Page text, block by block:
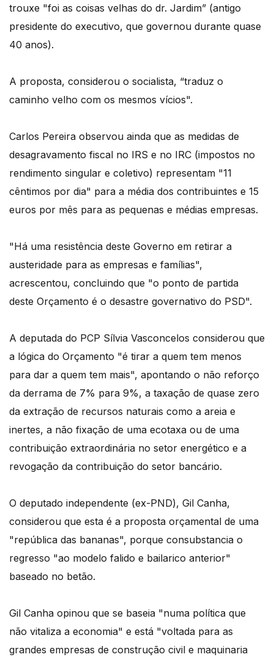
trouxe "foi as coisas velhas do dr. Jardim” (antigo
presidente do executivo, que governou durante quase
40 anos).
A proposta, considerou o socialista, “traduz o
caminho velho com os mesmos vícios".
Carlos Pereira observou ainda que as medidas de
desagravamento fiscal no IRS e no IRC (impostos no
rendimento singular e coletivo) representam "11
cêntimos por dia" para a média dos contribuintes e 15
euros por mês para as pequenas e médias empresas.
"Há uma resistência deste Governo em retirar a
austeridade para as empresas e famílias",
acrescentou, concluindo que "o ponto de partida
deste Orçamento é o desastre governativo do PSD".
A deputada do PCP Sílvia Vasconcelos considerou que
a lógica do Orçamento "é tirar a quem tem menos
para dar a quem tem mais", apontando o não reforço
da derrama de 7% para 9%, a taxação de quase zero
da extração de recursos naturais como a areia e
inertes, a não fixação de uma ecotaxa ou de uma
contribuição extraordinária no setor energético e a
revogação da contribuição do setor bancário.
O deputado independente (ex-PND), Gil Canha,
considerou que esta é a proposta orçamental de uma
"república das bananas", porque consubstancia o
regresso "ao modelo falido e bailarico anterior"
baseado no betão.
Gil Canha opinou que se baseia "numa política que
não vitaliza a economia" e está "voltada para as
grandes empresas de construção civil e maquinaria